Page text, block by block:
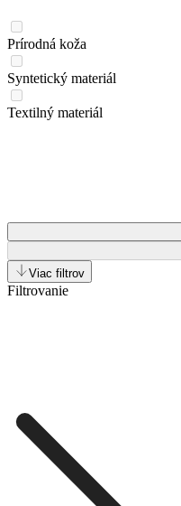
Prírodná koža
Syntetický materiál
Textilný materiál
Viac filtrov
Filtrovanie